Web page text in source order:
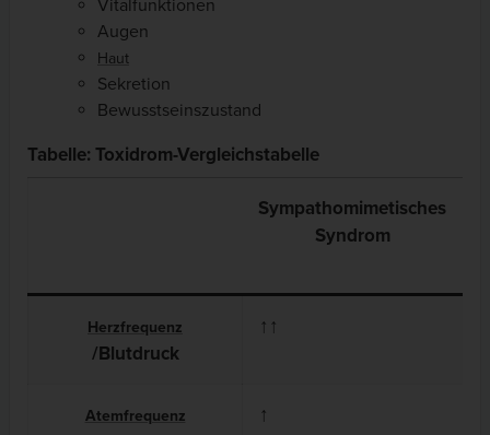
Vitalfunktionen
Augen
Haut
Sekretion
Bewusstseinszustand
Tabelle: Toxidrom-Vergleichstabelle
Sympathomimetisches
Syndrom
Herzfrequenz
/Blutdruck
↑↑
Atemfrequenz ↑